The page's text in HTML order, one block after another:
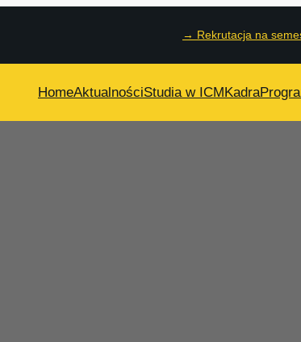
→ Rekrutacja na
HomeAktualnościStudia w ICMKadra